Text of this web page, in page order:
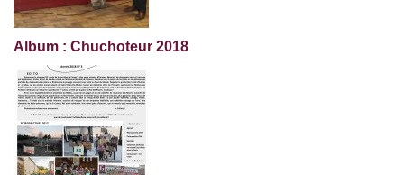
Album : Chuchoteur 2018